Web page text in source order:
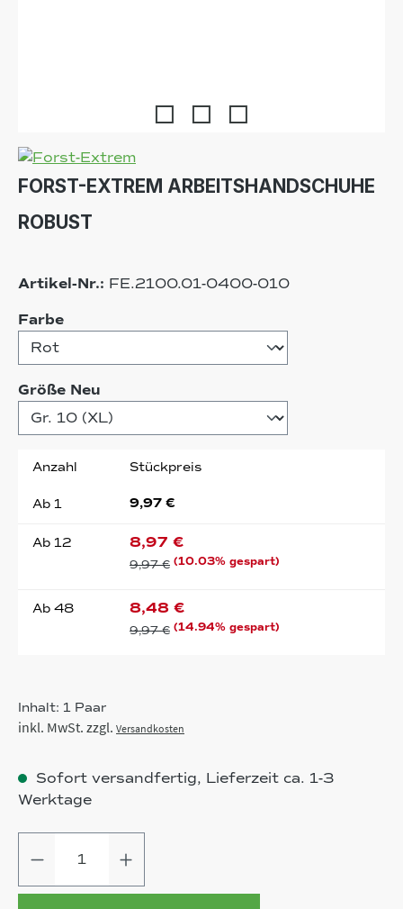
FORST-EXTREM ARBEITSHANDSCHUHE
ROBUST
Artikel-Nr.: FE.2100.01-0400-010
Farbeauswählen
Größe Neu
Anzahl Stückpreis
Ab 1 9,97 €
Ab 12 8,97 €
9,97 € (10.03% gespart)
Ab 48 8,48 €
9,97 € (14.94% gespart)
Inhalt: 1 Paar
inkl. MwSt. zzgl. Versandkosten
Sofort versandfertig, Lieferzeit ca. 1-3
Werktage